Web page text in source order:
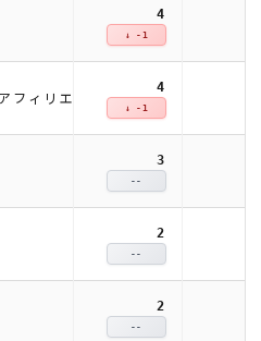
4
↓ -1
フィリエイト
4
↓ -1
3
--
2
--
2
--